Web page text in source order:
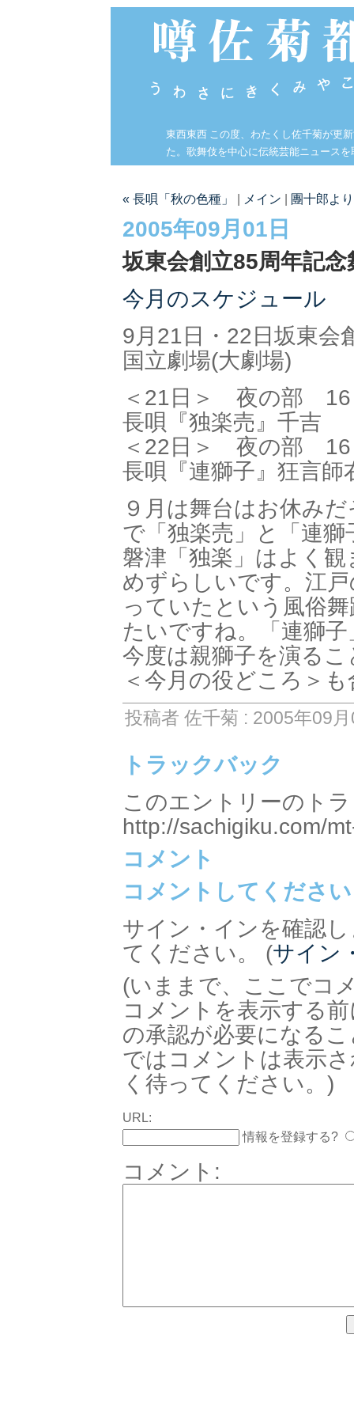
東西東西 この度、わたくし佐千菊が更
た。歌舞伎を中心に伝統芸能ニュース
« 長唄「秋の色種」 メイン 團十郎よ
2005年09月01日
坂東会創立85周年記念
今月のスケジュール
9月21日・22日坂東会
国立劇場(大劇場)
＜21日＞ 夜の部 16
長唄『独楽売』千吉
＜22日＞ 夜の部 16
長唄『連獅子』狂言
９月は舞台はお休み
で「独楽売」と「連
磐津「独楽」はよく
めずらしいです。江
っていたという風俗
たいですね。「連獅
今度は親獅子を演る
＜今月の役どころ＞
投稿者 佐千菊 : 2005年09
トラックバック
このエントリーのト
http://sachigiku.com/
コメント
コメントしてください
サイン・インを確認
てください。 (サイン
(いままで、ここでコ
コメントを表示する
の承認が必要になる
ではコメントは表示
く待ってください。)
URL:
情報を登録する?
コメント: